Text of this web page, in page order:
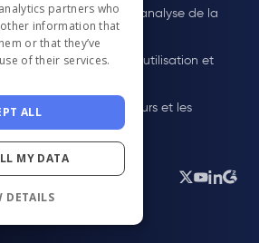
Pendo : Plans, coûts et analyse de la
? Fonctionnalités, cas d'utilisation et
des nouvelles utilisateurs et les
partners who
information that
or that they’ve
of their services.
ALL
MY DATA
DETAILS